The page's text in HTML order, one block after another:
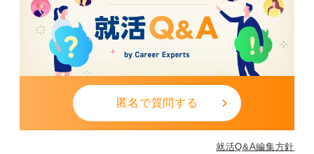
匿名で質問する
就活Q&A編集方針